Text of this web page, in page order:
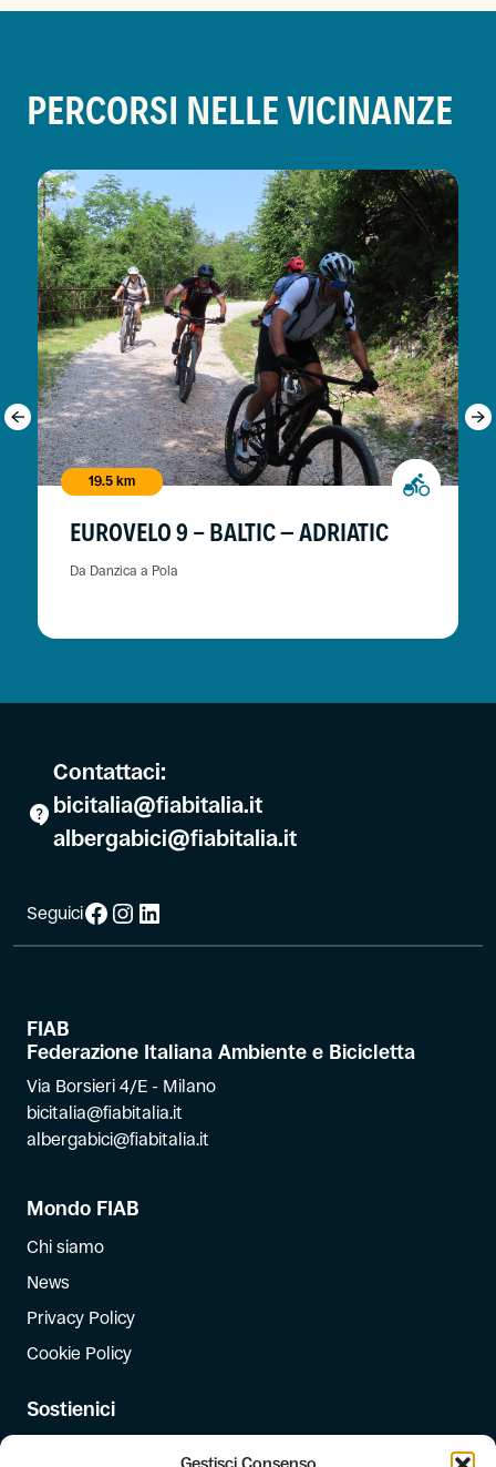
Gestisci Consenso
PERCORSI NELLE VICINANZE
19.5 km
EUROVELO 9 - BALTIC – ADRIATIC
Da Danzica a Pola
Contattaci:
bicitalia@fiabitalia.it
albergabici@fiabitalia.it
SeguiciFacebook
Instagram
LinkedIn
FIAB
Federazione Italiana Ambiente e Bicicletta
Via Borsieri 4/E - Milano
bicitalia@fiabitalia.it
albergabici@fiabitalia.it
Mondo FIAB
Chi siamo
News
Privacy Policy
Cookie Policy
Sostienici